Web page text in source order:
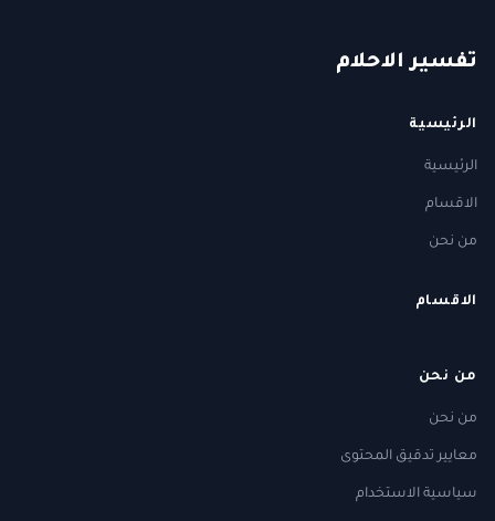
تفسير الاحلام
الرئيسية
الرئيسية
الاقسام
من نحن
الاقسام
من نحن
من نحن
معايير تدقيق المحتوى
سياسية الاستخدام